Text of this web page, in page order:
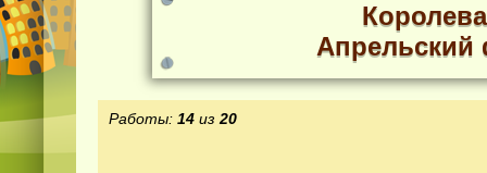
Апрельский
Работы: 14 из 20